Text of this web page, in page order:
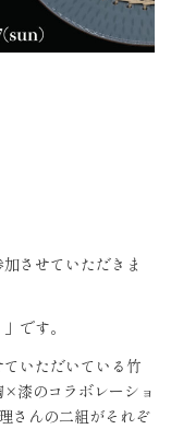
させていただきま
です。
いただいている竹
×漆のコラボレーショ
さんの二組がそれぞ